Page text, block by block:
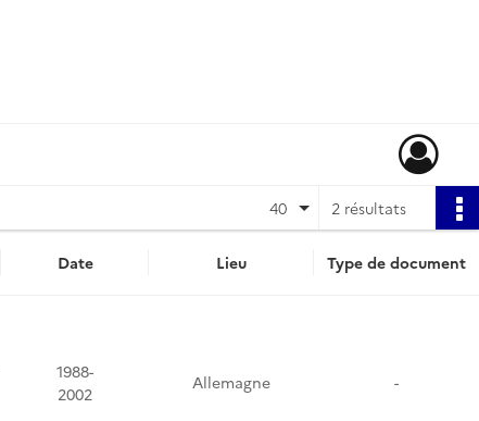
2 résultats
40
Date Lieu Type de document
1988-
2002
Allemagne -